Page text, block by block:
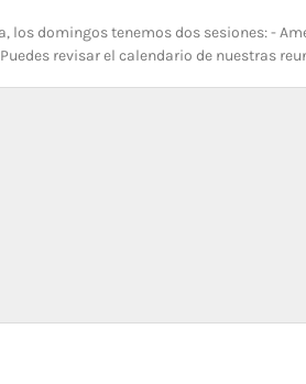
los domingos tenemos dos sesiones: -
revisar el calendario de nuestras